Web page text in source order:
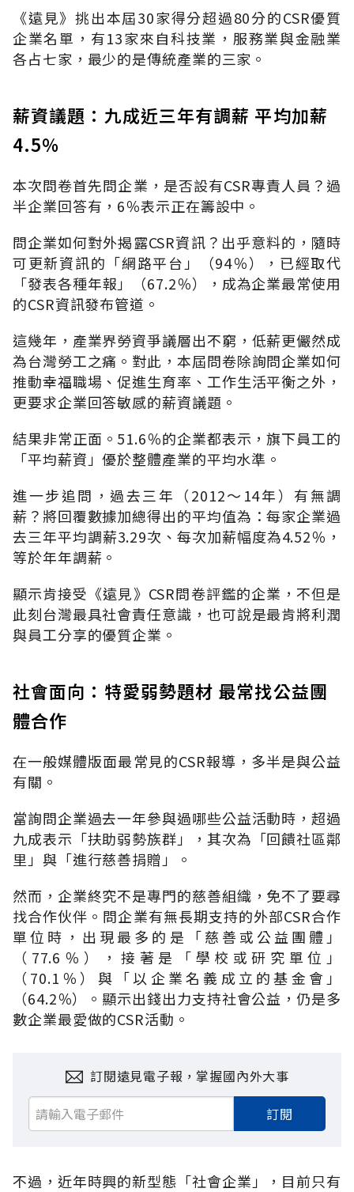
《遠見》挑出本屆30家得分超過80分的CSR優質
企業名單，有13家來自科技業，服務業與金融業
各占七家，最少的是傳統產業的三家。
薪資議題：九成近三年有調薪 平均加薪
4.5％
本次問卷首先問企業，是否設有CSR專責人員？過
半企業回答有，6％表示正在籌設中。
問企業如何對外揭露CSR資訊？出乎意料的，隨時
可更新資訊的「網路平台」（94％），已經取代
「發表各種年報」（67.2％），成為企業最常使用
的CSR資訊發布管道。
這幾年，產業界勞資爭議層出不窮，低薪更儼然成
為台灣勞工之痛。對此，本屆問卷除詢問企業如何
推動幸福職場、促進生育率、工作生活平衡之外，
更要求企業回答敏感的薪資議題。
結果非常正面。51.6％的企業都表示，旗下員工的
「平均薪資」優於整體產業的平均水準。
進一步追問，過去三年（2012～14年）有無調
薪？將回覆數據加總得出的平均值為：每家企業過
去三年平均調薪3.29次、每次加薪幅度為4.52％，
等於年年調薪。
顯示肯接受《遠見》CSR問卷評鑑的企業，不但是
此刻台灣最具社會責任意識，也可說是最肯將利潤
與員工分享的優質企業。
社會面向：特愛弱勢題材 最常找公益團
體合作
在一般媒體版面最常見的CSR報導，多半是與公益
有關。
當詢問企業過去一年參與過哪些公益活動時，超過
九成表示「扶助弱勢族群」，其次為「回饋社區鄰
里」與「進行慈善捐贈」。
然而，企業終究不是專門的慈善組織，免不了要尋
找合作伙伴。問企業有無長期支持的外部CSR合作
單位時，出現最多的是「慈善或公益團體」
（77.6％），接著是「學校或研究單位」
（70.1％）與「以企業名義成立的基金會」
（64.2％）。顯示出錢出力支持社會公益，仍是多
數企業最愛做的CSR活動。
訂閱遠見電子報，掌握國內外大事
訂閱
不過，近年時興的新型態「社會企業」，目前只有